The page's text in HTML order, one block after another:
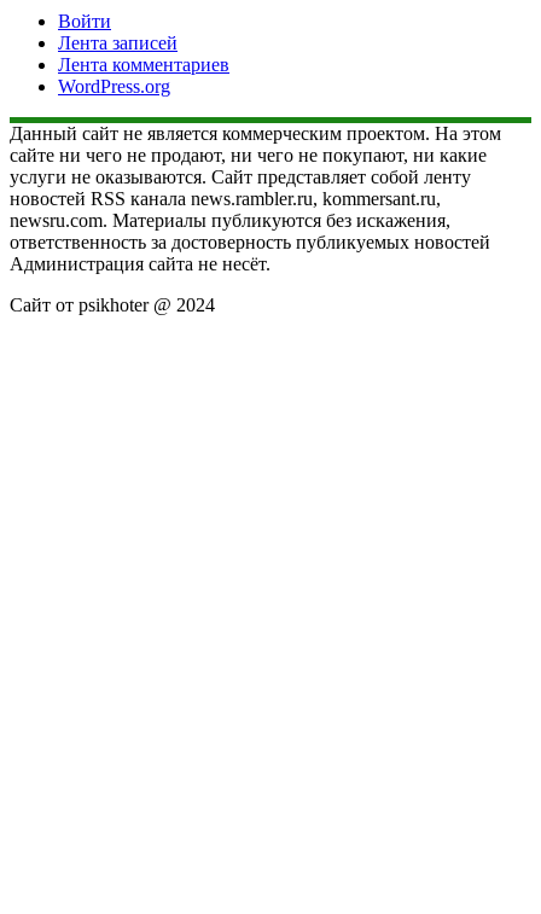
Войти
Лента записей
Лента комментариев
WordPress.org
Данный сайт не является коммерческим проектом. На этом
сайте ни чего не продают, ни чего не покупают, ни какие
услуги не оказываются. Сайт представляет собой ленту
новостей RSS канала news.rambler.ru, kommersant.ru,
newsru.com. Материалы публикуются без искажения,
ответственность за достоверность публикуемых новостей
Администрация сайта не несёт.
Сайт от psikhoter @ 2024